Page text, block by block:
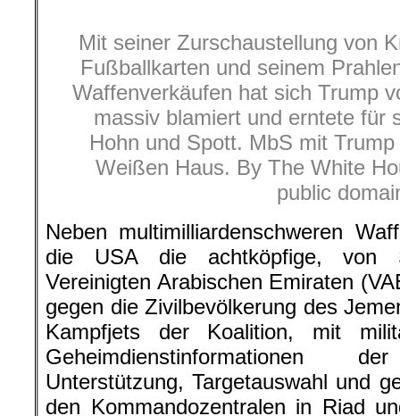
Mit seiner Zurschaustellung von
Fußballkarten und seinem
Waffenverkäufen hat sich Trump
massiv blamiert und erntete für
Hohn und Spott. MbS mit
Weißen Haus. By The White
public
Neben multimilliardenschweren
die USA die achtköpfige, von
Vereinigten Arabischen Emiraten
gegen die Zivilbevölkerung des
Kampfjets der Koalition, mit
Geheimdienstinformationen
Unterstützung, Targetauswahl und
den Kommandozentralen in Riad